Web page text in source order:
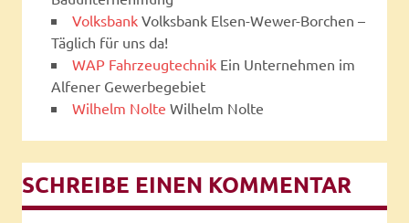
Volksbank Volksbank Elsen-Wewer-Borchen –
Täglich für uns da!
WAP Fahrzeugtechnik Ein Unternehmen im
Alfener Gewerbegebiet
Wilhelm Nolte Wilhelm Nolte
SCHREIBE EINEN KOMMENTAR